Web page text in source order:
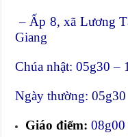
– Ấp 8, xã Lương
Giang
Chúa nhật: 05g30 –
Ngày thường: 05g30
Giáo điểm: